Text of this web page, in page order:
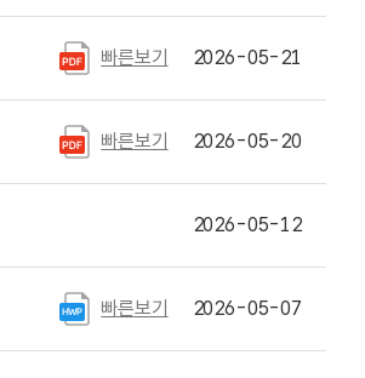
빠른보기 2026-05-21
빠른보기 2026-05-20
2026-05-12
빠른보기 2026-05-07